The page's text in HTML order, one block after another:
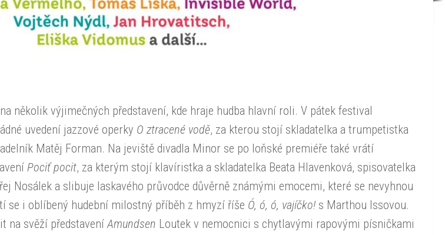
několik výjimečných představení, kde hraje hudba hlavní roli. V pátek festival
uvedení jazzové operky O ztracené vodě, za kterou stojí skladatelka a trumpetistka
Matěj Forman. Na jeviště divadla Minor se po loňské premiéře také vrátí
Pociť pocit, za kterým stojí klavíristka a skladatelka Beata Hlavenková, spisovatelka
Nosálek a slibuje laskavého průvodce důvěrně známými emocemi, které se nevyhnou
se i oblíbený hudební milostný příběh z hmyzí říše Ó, ó, ó, vajíčko! s Marthou Issovou.
na svěží představeníAmundsen Loutek v nemocnici s chytlavými rapovými písničkami